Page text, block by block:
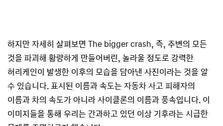
하지만 자세히 살펴보면 The bigger crash, 즉, 주변의 모든
것을 파괴해 황량하게 만들어버린, 놀라울 정도로 강력한
허리케인이 발생한 이후의 모습을 담아낸 사진이라는 것을 알
수 있습니다. 표시된 이름과 속도는 자동차 사고 피해자의
이름과 차의 속도가 아니라 사이클론의 이름과 풍속입니다. 이
이미지들을 통해 우리는 간과하고 있던 이상 기후라는 시급한